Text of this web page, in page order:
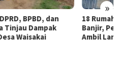
»
18 Rumah Warga Terendam
Banjir, Pemda Sula Diminta
Ambil Langkah